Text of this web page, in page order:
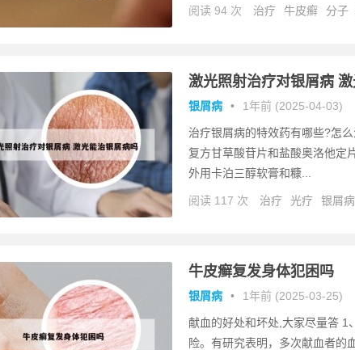
阅读 94 次 治疗 牛皮癣 分子
激光照射治疗对银屑病
银屑病 • 1年前 (2025-04-03)
治疗银屑病的特效药有哪些?怎
复方甘草酸苷片和盐酸奥洛他定
外用卡泊三醇软膏和糠...
阅读 117 次 治疗 光疗 银屑病
牛皮癣复发身体犯困吗
银屑病 • 1年前 (2025-03-25)
献血的好处和坏处,大家尽量答 1
险。有研究表明，多次献血者的